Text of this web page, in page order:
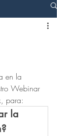
en la
Webinar
para:
la